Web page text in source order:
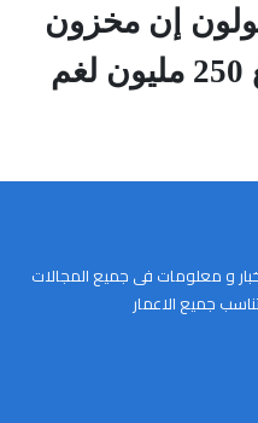
إن مخزون
العالم من الألغام يبلغ 250 مليون لغم
و معلومات فى جميع المجالات
جميع الاعمار